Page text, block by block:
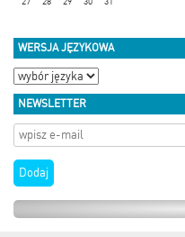
WERSJA JĘZYKOWA
NEWSLETTER